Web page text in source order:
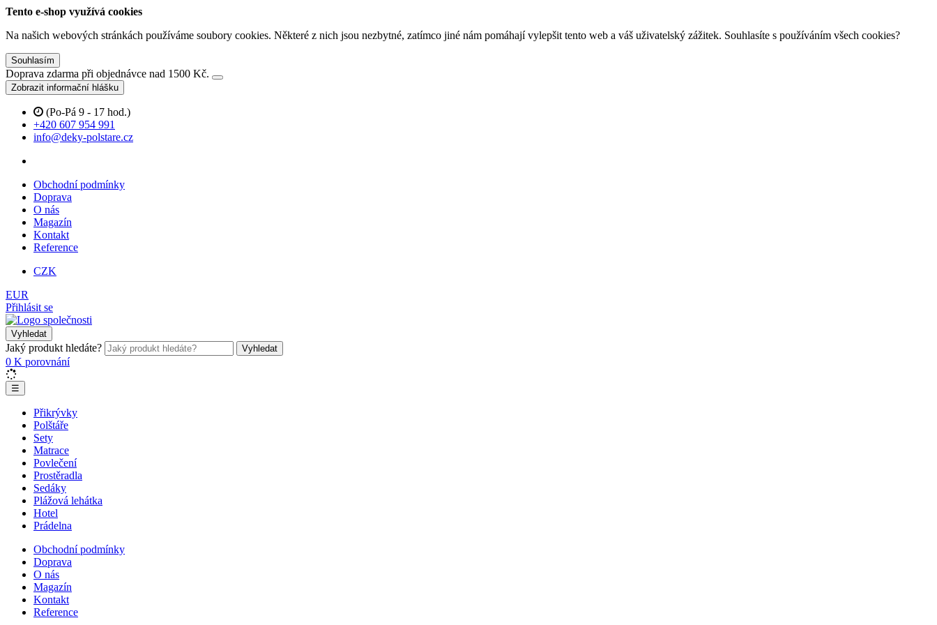
Tento e-shop využívá cookies
Na našich webových stránkách používáme soubory cookies. Některé z nich jsou nezbytné, zatímco jiné nám pomáhají vylepšit tento web a váš uživatelský zážitek. Souhlasíte s používáním všech cookies?
Souhlasím
Doprava zdarma při objednávce nad 1500 Kč.
Zobrazit informační hlášku
(Po-Pá 9 - 17 hod.)
+420 607 954 991
info@deky-polstare.cz
Obchodní podmínky
Doprava
O nás
Magazín
Kontakt
Reference
CZK
EUR
Přihlásit se
Vyhledat
Jaký produkt hledáte? Vyhledat
0 K porovnání
☰
Přikrývky
Polštáře
Sety
Matrace
Povlečení
Prostěradla
Sedáky
Plážová lehátka
Hotel
Prádelna
Obchodní podmínky
Doprava
O nás
Magazín
Kontakt
Reference